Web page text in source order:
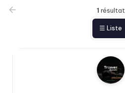
1 résultat
☰ Liste